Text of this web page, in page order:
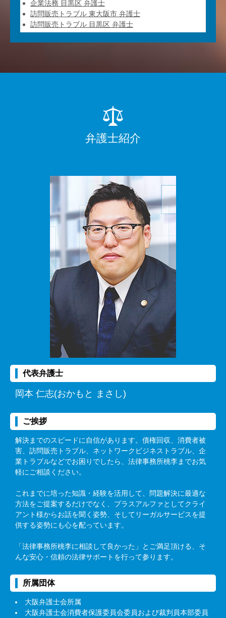
企業法務 目黒区 弁護士
訪問販売トラブル 東大阪市 弁護士
訪問販売トラブル 目黒区 弁護士
弁護士紹介
代表弁護士
岡本 仁志(おかもと まさし)
ご挨拶
解決までのスピードに自信があります。債権回収、消費者被
害、訪問販売トラブル、ネットワークビジネストラブル、企
業トラブルなどでお困りでしたら、法律事務所桃李までお気
軽にご相談ください。
これまでに培った知識・経験を活用して、問題解決に最適な
方法をご提案するだけでなく、プラスアルファとしてクライ
アント様からお話を聞く姿勢、そしてリーガルサービスを提
供する姿勢にも心を配っています。
「法律事務所桃李に相談して良かった」とご満足頂ける、そ
んな安心・信頼の法律サポートを行って参ります。
所属団体
大阪弁護士会所属
大阪弁護士会消費者保護委員会委員および裁判員本部委員